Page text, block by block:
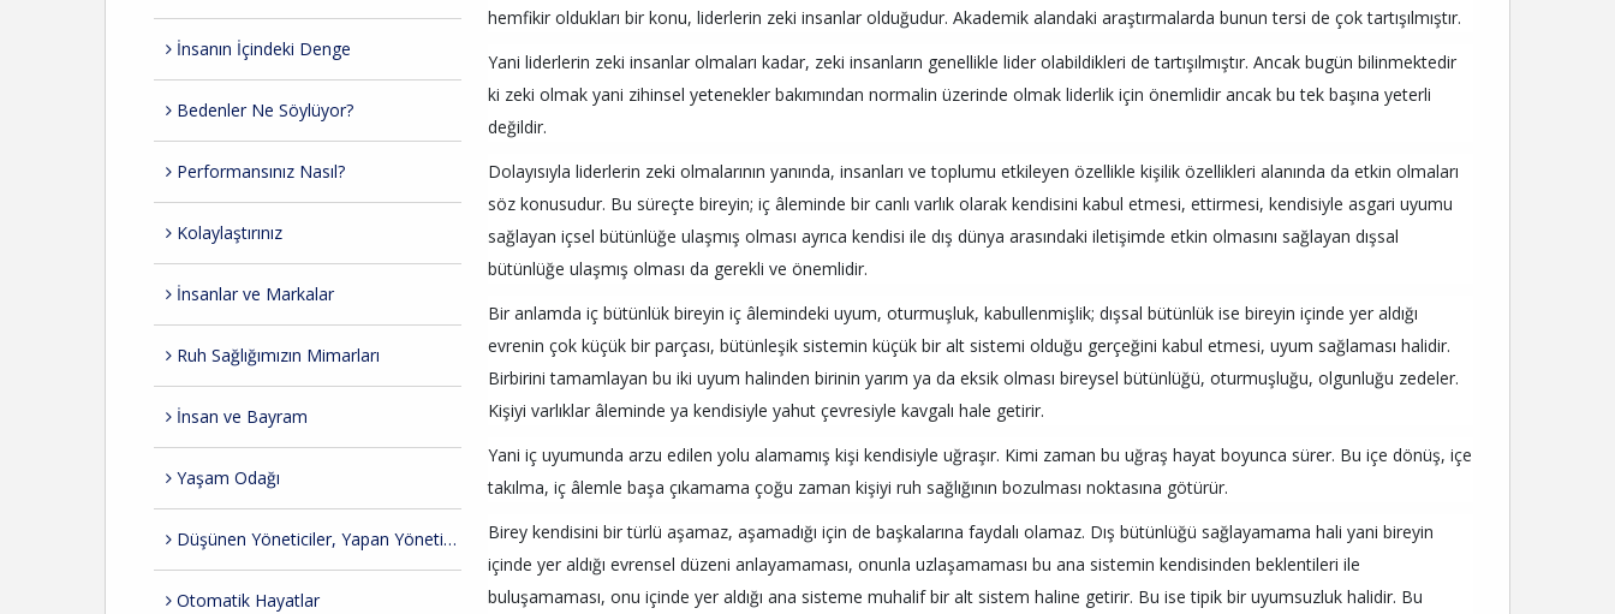
İnsanın İçindeki Denge
Bedenler Ne Söylüyor?
Performansınız Nasıl?
Kolaylaştırınız
İnsanlar ve Markalar
Ruh Sağlığımızın Mimarları
İnsan ve Bayram
Yaşam Odağı
Düşünen Yöneticiler, Yapan Yöneticiler
Otomatik Hayatlar
hemfikir oldukları bir konu, liderlerin zeki insanlar olduğudur. Akademik alandaki araştırmalarda bunun tersi de çok tartışılmıştır.
Yani liderlerin zeki insanlar olmaları kadar, zeki insanların genellikle lider olabildikleri de tartışılmıştır. Ancak bugün bilinmektedir
ki zeki olmak yani zihinsel yetenekler bakımından normalin üzerinde olmak liderlik için önemlidir ancak bu tek başına yeterli
değildir.
Dolayısıyla liderlerin zeki olmalarının yanında, insanları ve toplumu etkileyen özellikle kişilik özellikleri alanında da etkin olmaları
söz konusudur. Bu süreçte bireyin; iç âleminde bir canlı varlık olarak kendisini kabul etmesi, ettirmesi, kendisiyle asgari uyumu
sağlayan içsel bütünlüğe ulaşmış olması ayrıca kendisi ile dış dünya arasındaki iletişimde etkin olmasını sağlayan dışsal
bütünlüğe ulaşmış olması da gerekli ve önemlidir.
Bir anlamda iç bütünlük bireyin iç âlemindeki uyum, oturmuşluk, kabullenmişlik; dışsal bütünlük ise bireyin içinde yer aldığı
evrenin çok küçük bir parçası, bütünleşik sistemin küçük bir alt sistemi olduğu gerçeğini kabul etmesi, uyum sağlaması halidir.
Birbirini tamamlayan bu iki uyum halinden birinin yarım ya da eksik olması bireysel bütünlüğü, oturmuşluğu, olgunluğu zedeler.
Kişiyi varlıklar âleminde ya kendisiyle yahut çevresiyle kavgalı hale getirir.
Yani iç uyumunda arzu edilen yolu alamamış kişi kendisiyle uğraşır. Kimi zaman bu uğraş hayat boyunca sürer. Bu içe dönüş, içe
takılma, iç âlemle başa çıkamama çoğu zaman kişiyi ruh sağlığının bozulması noktasına götürür.
Birey kendisini bir türlü aşamaz, aşamadığı için de başkalarına faydalı olamaz. Dış bütünlüğü sağlayamama hali yani bireyin
içinde yer aldığı evrensel düzeni anlayamaması, onunla uzlaşamaması bu ana sistemin kendisinden beklentileri ile
buluşamaması, onu içinde yer aldığı ana sisteme muhalif bir alt sistem haline getirir. Bu ise tipik bir uyumsuzluk halidir. Bu